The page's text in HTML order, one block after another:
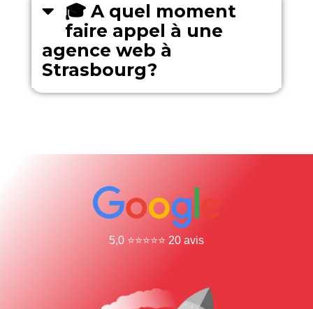
🎓 A quel moment
faire appel à une
agence web à
Strasbourg?
5,0 ⭐⭐⭐⭐⭐ 20 avis